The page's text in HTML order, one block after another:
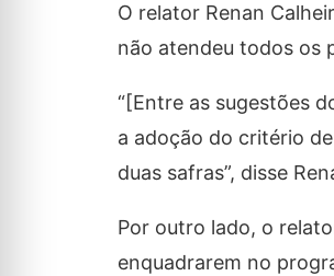
O relator Renan
não atendeu todos os
“[Entre as sugestões
a adoção do critério
duas safras”, disse
Por outro lado, o
enquadrarem no